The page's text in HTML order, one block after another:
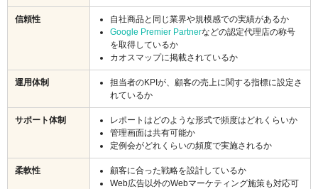
信頼性
自社商品と同じ業界や規模感での実績があるか
Google Premier Partnerなどの認定代理店の称号
を取得しているか
カオスマップに掲載されているか
運用体制
担当者のKPIが、顧客の売上に関する指標に設定さ
れているか
サポート体制
レポートはどのような形式で頻度はどれくらいか
管理画面は共有可能か
定例会がどれくらいの頻度で実施されるか
柔軟性
顧客に合った戦略を設計しているか
Web広告以外のWebマーケティング施策も対応可